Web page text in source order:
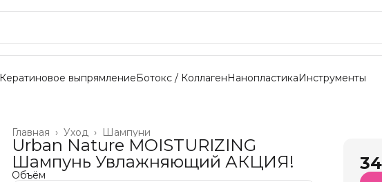
Кератиновое выпрямлениеБотокс / КоллагенНанопластикаИнструменты
Шампуни
Уход ›
Главная ›
Urban Nature MOISTURIZING
Шампунь Увлажняющий АКЦИЯ!
Объём